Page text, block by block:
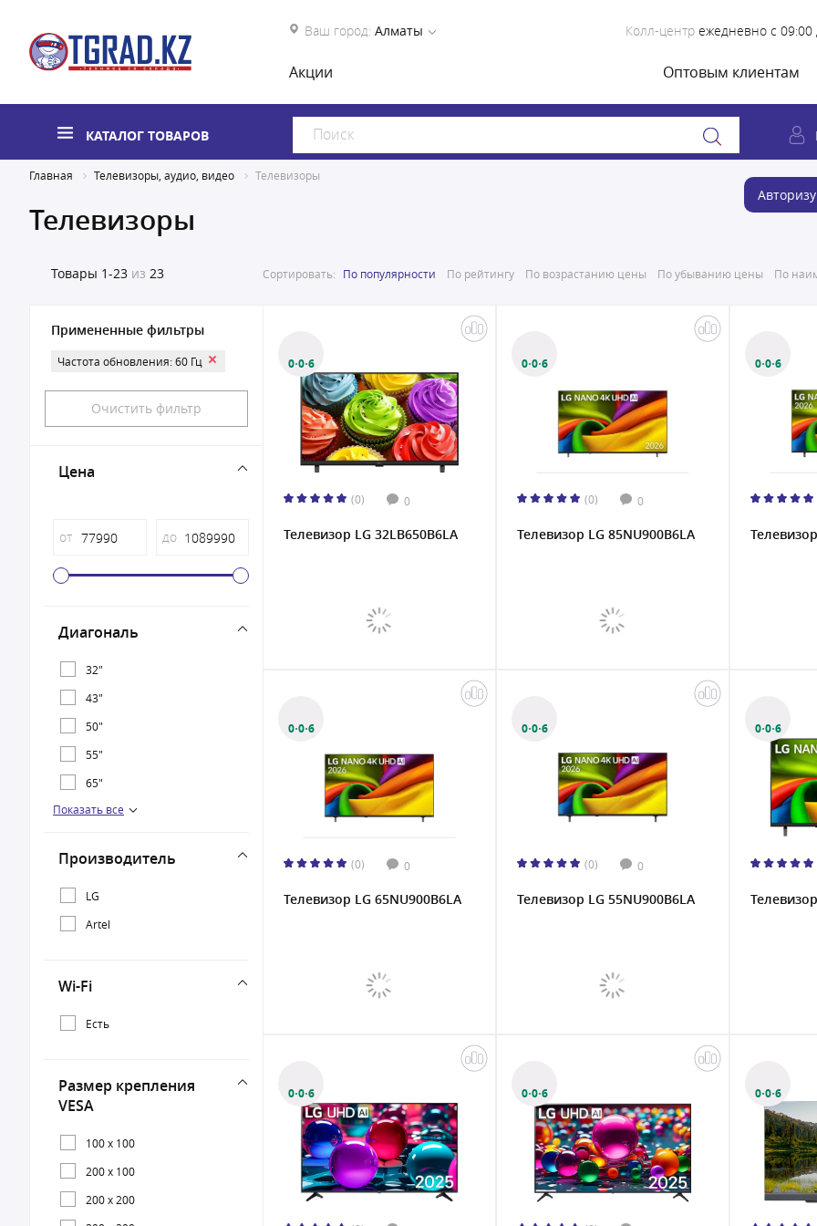
Ваш город: Алматы Колл-центр ежедневно с 09:00
Акции Оптовым клиентам
КАТАЛОГ ТОВАРОВ
Главная Телевизоры, аудио, видео Телевизоры
Телевизоры
Товары 1-23 из 23 Сортировать: По популярности По рейтингу По возрастанию цены По убыванию цены По
Примененные фильтры
Частота обновления: 60 Гц
Очистить фильтр
Цена
от до
Диагональ
32"
43"
50"
55"
65"
75"
Показать все
Производитель
LG
Artel
Wi-Fi
Есть
Размер крепления
VESA
100 x 100
200 x 100
200 x 200
0·0·6
(0) 0
Телевизор LG 32LB650B6LA
0·0·6
(0) 0
Телевизор LG 85NU900B6LA
0·0·6
0·0·6
(0) 0
Телевизор LG 65NU900B6LA
0·0·6
(0) 0
Телевизор LG 55NU900B6LA
0·0·6
0·0·6 0·0·6 0·0·6